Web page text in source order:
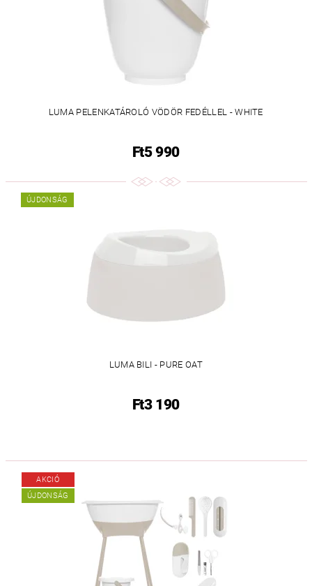
LUMA PELENKATÁROLÓ VÖDÖR FEDÉLLEL - WHITE
Ft5 990
ÚJDONSÁG
LUMA BILI - PURE OAT
Ft3 190
AKCIÓ
ÚJDONSÁG